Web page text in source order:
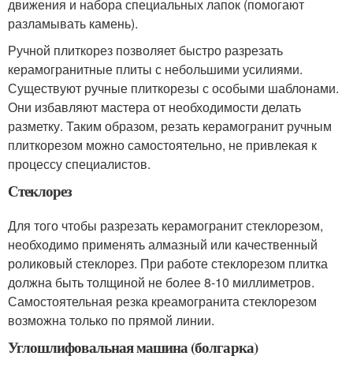
движения и набора специальных лапок (помогают
разламывать камень).
Ручной плиткорез позволяет быстро разрезать
керамогранитные плиты с небольшими усилиями.
Существуют ручные плиткорезы с особыми шаблонами.
Они избавляют мастера от необходимости делать
разметку. Таким образом, резать керамогранит ручным
плиткорезом можно самостоятельно, не привлекая к
процессу специалистов.
Стеклорез
Для того чтобы разрезать керамогранит стеклорезом,
необходимо применять алмазный или качественный
роликовый стеклорез. При работе стеклорезом плитка
должна быть толщиной не более 8-10 миллиметров.
Самостоятельная резка креамогранита стеклорезом
возможна только по прямой линии.
Углошлифовальная машина (болгарка)